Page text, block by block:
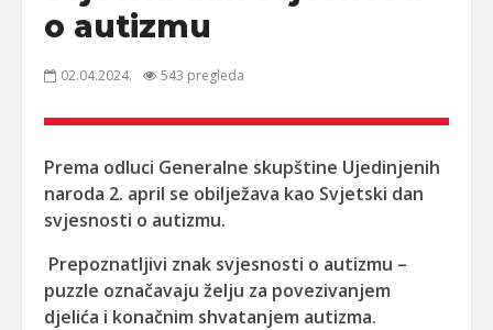
o autizmu
02.04.2024. 543 pregleda
Prema odluci Generalne skupštine Ujedinjenih
naroda 2. april se obilježava kao Svjetski dan
svjesnosti o autizmu.
Prepoznatljivi znak svjesnosti o autizmu –
puzzle označavaju želju za povezivanjem
djelića i konačnim shvatanjem autizma.